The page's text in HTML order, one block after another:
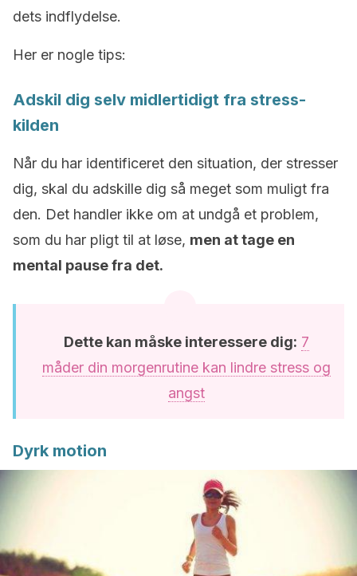
dets indflydelse.
Her er nogle tips:
Adskil dig selv midlertidigt fra stress-
kilden
Når du har identificeret den situation, der stresser
dig, skal du adskille dig så meget som muligt fra
den. Det handler ikke om at undgå et problem,
som du har pligt til at løse, men at tage en
mental pause fra det.
Dette kan måske interessere dig: 7
måder din morgenrutine kan lindre stress og
angst
Dyrk motion